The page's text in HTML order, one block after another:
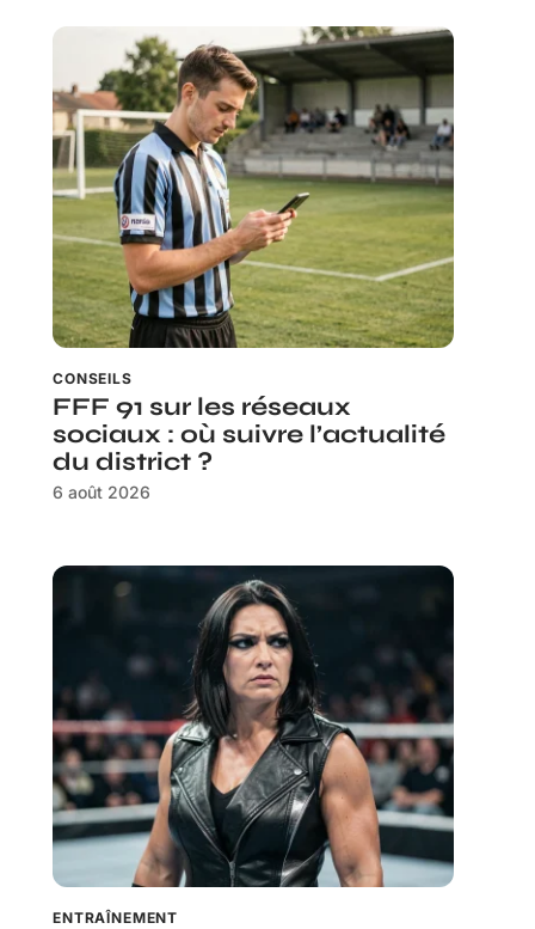
CONSEILS
FFF 91 sur les réseaux
sociaux : où suivre l’actualité
du district ?
6 août 2026
ENTRAÎNEMENT